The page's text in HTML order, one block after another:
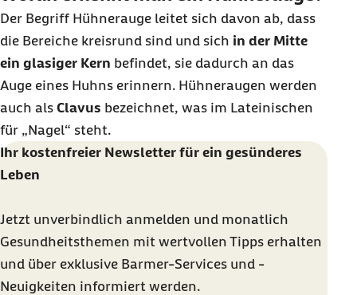
Der Begriff Hühnerauge leitet sich davon ab, dass
die Bereiche kreisrund sind und sich in der Mitte
ein glasiger Kern befindet, sie dadurch an das
Auge eines Huhns erinnern. Hühneraugen werden
auch als Clavus bezeichnet, was im Lateinischen
für „Nagel“ steht.
Ihr kostenfreier Newsletter für ein gesünderes
Leben
Jetzt unverbindlich anmelden und monatlich
Gesundheitsthemen mit wertvollen Tipps erhalten
und über exklusive Barmer-Services und -
Neuigkeiten informiert werden.